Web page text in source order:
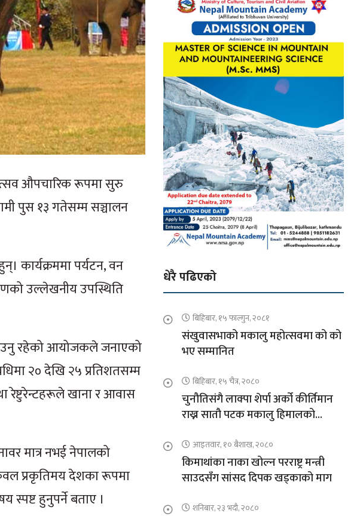
औपचारिक रूपमा सुरु
पुस १३ गतेसम्म सञ्चालन
कार्यक्रममा पर्यटन, वन
उल्लेखनीय उपस्थिति
रहेको आयोजकले जनाएको
२० देखि २५ प्रतिशतसम्म
रेष्टुरेन्टहरूले खाना र आवास
मात्र नभई नेपालको
प्रकृतिमय देशका रूपमा
स्पष्ट हुनुपर्ने बताए ।
धेरै पढिएको
बिहिबार, १५ फाल्गुन, २०८१
संखुवासभाको मकालु महोत्सवमा को को
भए सम्मानित
बिहिबार, १५ चैत्र, २०८०
चुनौतिसंगै लाक्पा शेर्पा अर्को कीर्तिमान
राख्न सातौ पटक मकालु हिमालको
आइतवार, १० बैशाख, २०८०
किमाथांका नाका खोल्न परराष्ट्र मन्त्री
साउदसँग सांसद दिपक खड्काको माग
शनिबार, २३ भदौ, २०८०